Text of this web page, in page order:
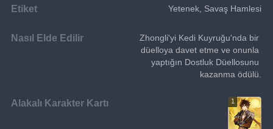
Etiket Yetenek, Savaş Hamlesi
Nasıl Elde Edilir
Zhongli'yi Kedi Kuyruğu'nda bir
düelloya davet etme ve onunla
yaptığın Dostluk Düellosunu
kazanma ödülü.
Alakalı Karakter Kartı 1